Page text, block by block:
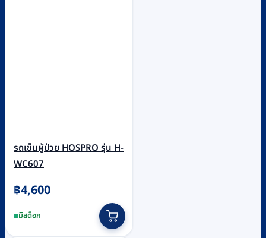
รถเข็นผู้ป่วย HOSPRO รุ่น H-
WC607
฿4,600
มีสต็อก